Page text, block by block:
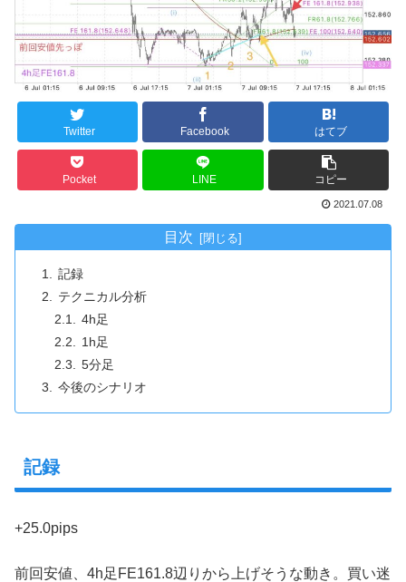
Twitter Facebook はてブ
Pocket LINE コピー
2021.07.08
目次
記録
テクニカル分析
4h足
1h足
5分足
今後のシナリオ
記録
+25.0pips
前回安値、4h足FE161.8辺りから上げそうな動き。買い迷